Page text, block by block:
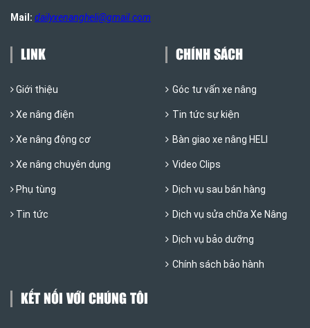
Mail: dailyxenangheli@gmail.com
LINK
Giới thiệu
Xe nâng điện
Xe nâng động cơ
Xe nâng chuyên dụng
Phụ tùng
Tin tức
CHÍNH SÁCH
Góc tư vấn xe nâng
Tin tức sự kiện
Bàn giao xe nâng HELI
Video Clips
Dịch vụ sau bán hàng
Dịch vụ sửa chữa Xe Nâng
Dịch vụ bảo dưỡng
Chính sách bảo hành
KẾT NỐI VỚI CHÚNG TÔI